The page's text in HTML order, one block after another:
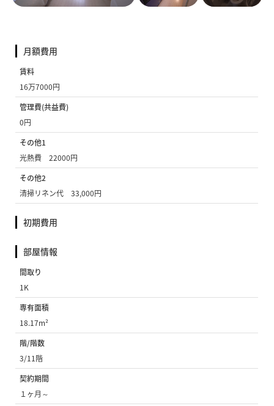
月額費用
賃料
16万7000円
管理費(共益費)
0円
その他1
光熱費 22000円
その他2
清掃リネン代 33,000円
初期費用
部屋情報
間取り
1K
専有面積
18.17m²
階/階数
3/11階
契約期間
１ヶ月～